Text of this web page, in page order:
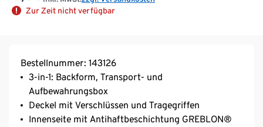
Zur Zeit nicht verfügbar
Bestellnummer: 143126
3-in-1: Backform, Transport- und
Aufbewahrungsbox
Deckel mit Verschlüssen und Tragegriffen
Innenseite mit Antihaftbeschichtung GREBLON®